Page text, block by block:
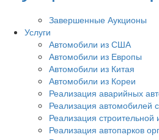
Завершенные Аукционы
Услуги
Автомобили из США
Автомобили из Европы
Автомобили из Китая
Автомобили из Кореи
Реализация аварийных
Реализация автомобилей
Реализация строительной
Реализация автопарков